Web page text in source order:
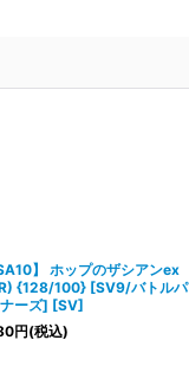
】 ホップのザシアンex
{128/100} [SV9/バトルパ
ーズ] [SV]
円(税込)